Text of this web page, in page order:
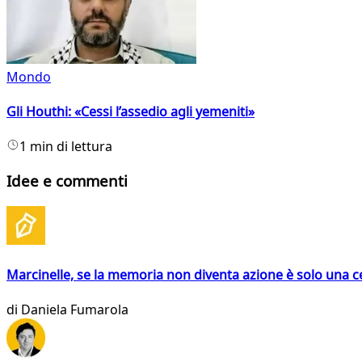
Mondo
Gli Houthi: «Cessi l’assedio agli yemeniti»
1 min di lettura
Idee e commenti
Marcinelle, se la memoria non diventa azione è solo una
di Daniela Fumarola